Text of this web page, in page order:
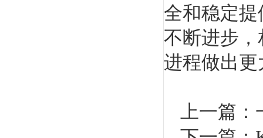
全和稳定
不断进步
进程做出
上一篇：